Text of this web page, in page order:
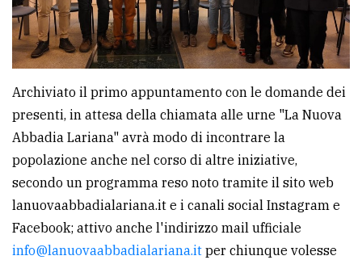
Archiviato il primo appuntamento con le domande dei
presenti, in attesa della chiamata alle urne "La Nuova
Abbadia Lariana" avrà modo di incontrare la
popolazione anche nel corso di altre iniziative,
secondo un programma reso noto tramite il sito web
lanuovaabbadialariana.it e i canali social Instagram e
Facebook; attivo anche l'indirizzo mail ufficiale
info@lanuovaabbadialariana.it per chiunque volesse